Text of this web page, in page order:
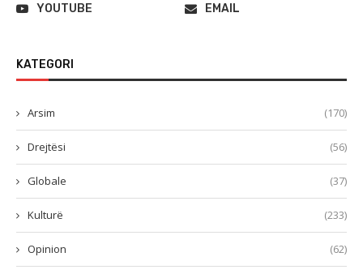
YOUTUBE
EMAIL
KATEGORI
Arsim (170)
Drejtësi (56)
Globale (37)
Kulturë (233)
Opinion (62)